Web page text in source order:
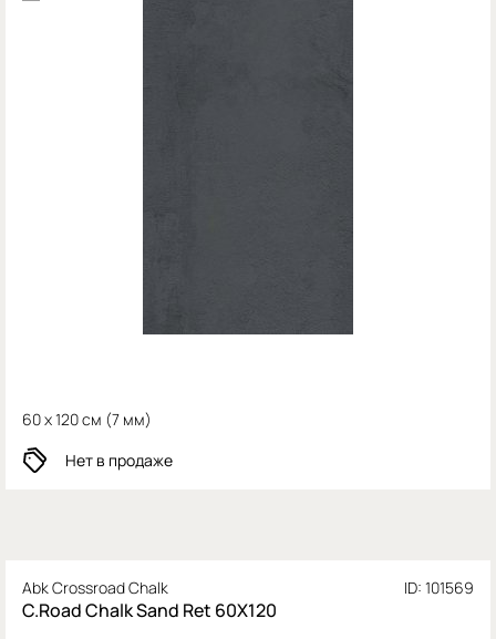
60 x 120 см (7 мм)
Нет в продаже
Abk Crossroad Chalk ID: 101569
C.Road Chalk Sand Ret 60Х120